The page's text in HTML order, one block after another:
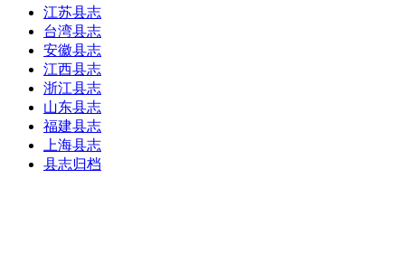
江苏县志
台湾县志
安徽县志
江西县志
浙江县志
山东县志
福建县志
上海县志
县志归档